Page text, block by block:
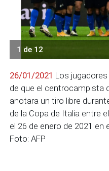
1 de 12
26/01/2021 Los
de que el centrocampista
anotara un tiro libre
de la Copa de Italia entre
el 26 de enero de 2021 en
Foto: AFP